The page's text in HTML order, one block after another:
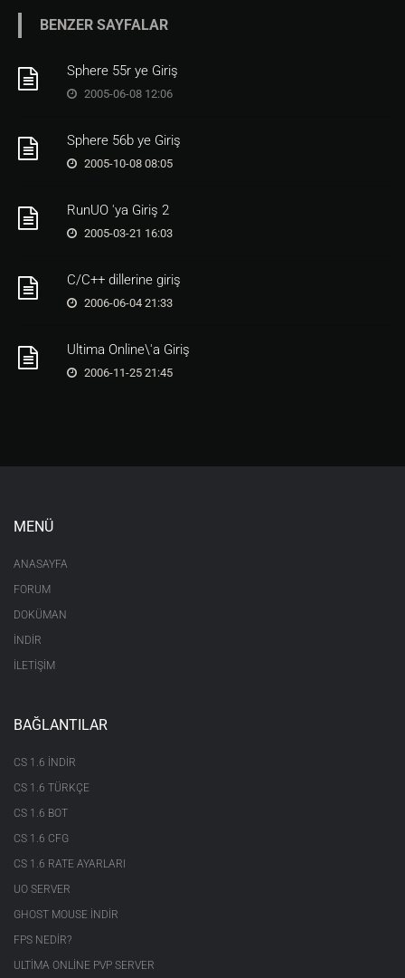
BENZER SAYFALAR
Sphere 55r ye Giriş
2005-06-08 12:06
Sphere 56b ye Giriş
2005-10-08 08:05
RunUO 'ya Giriş 2
2005-03-21 16:03
C/C++ dillerine giriş
2006-06-04 21:33
Ultima Online\'a Giriş
2006-11-25 21:45
MENÜ
ANASAYFA
FORUM
DOKÜMAN
İNDİR
İLETİŞİM
BAĞLANTILAR
CS 1.6 INDIR
CS 1.6 TÜRKÇE
CS 1.6 BOT
CS 1.6 CFG
CS 1.6 RATE AYARLARI
UO SERVER
GHOST MOUSE INDIR
FPS NEDIR?
ULTIMA ONLINE PVP SERVER